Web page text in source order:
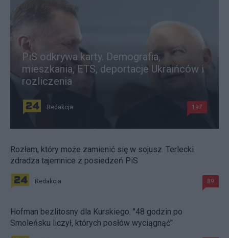
PiS odkrywa karty. Demografia,
mieszkania, ETS, deportacje Ukraińców i
rozliczenia
Redakcja 197
Rozłam, który może zamienić się w sojusz. Terlecki
zdradza tajemnice z posiedzeń PiS
Redakcja 89
Hofman bezlitosny dla Kurskiego. "48 godzin po
Smoleńsku liczył, których posłów wyciągnąć"